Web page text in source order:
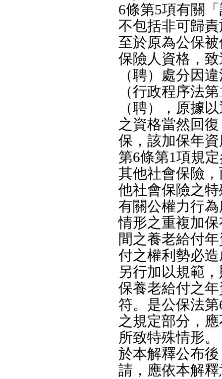
6條第5項有關
不包括非可歸
至於原為公保
保險人資格，
（聘）處分因
（行政程序法
（聘），原據
之資格當然回
保，該加保年
第6條第1項規
其他社會保險
他社會保險之
有關公權力行
情形之重複加
間之養老給付
付之權利勢必
另行加以規範
保養老給付之
符。是公保法
之規定部分，
所致特殊情形。
於本解釋公布
請，應依本解